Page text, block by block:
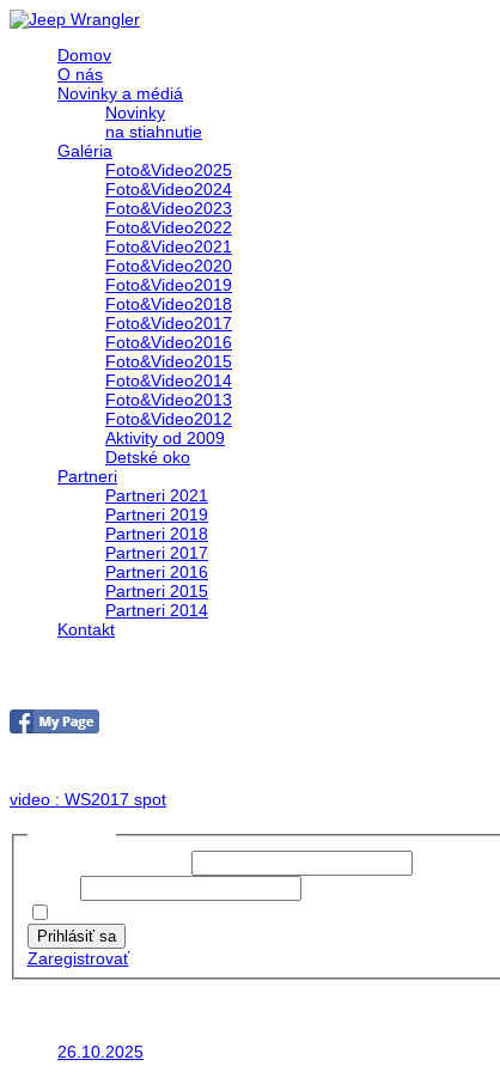
Domov
O nás
Novinky a médiá
Novinky
na stiahnutie
Galéria
Foto&Video2025
Foto&Video2024
Foto&Video2023
Foto&Video2022
Foto&Video2021
Foto&Video2020
Foto&Video2019
Foto&Video2018
Foto&Video2017
Foto&Video2016
Foto&Video2015
Foto&Video2014
Foto&Video2013
Foto&Video2012
Aktivity od 2009
Detské oko
Partneri
Partneri 2021
Partneri 2019
Partneri 2018
Partneri 2017
Partneri 2016
Partneri 2015
Partneri 2014
Kontakt
video : WS2017 spot
Prihlásiť sa
Zaregistrovať
26.10.2025